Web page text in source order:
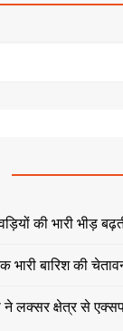
की भारी भीड़
भारी बारिश की
ने लक्सर क्षेत्र से